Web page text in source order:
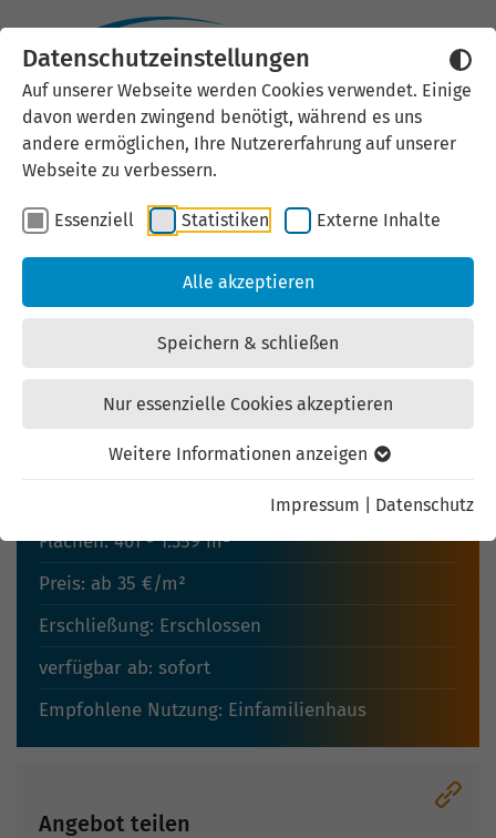
Datenschutzeinstellungen
Auf unserer Webseite werden Cookies verwendet. Einige
davon werden zwingend benötigt, während es uns
andere ermöglichen, Ihre Nutzererfahrung auf unserer
Webseite zu verbessern.
Essenziell Statistiken Externe Inhalte
Alle akzeptieren
Speichern & schließen
Nur essenzielle Cookies akzeptieren
Weitere Informationen anzeigen
Impressum Datenschutz
Am Wäldchen
Baugebiet | Kauf | zuletzt geändert am: 02.07.2026
Kaufpreis gesamt ab 34,90 Euro/m²
Ort: 98746 Meuselbach-Schwarzmühle
Flächen: 461 - 1.359 m²
Preis: ab 35 €/m²
Erschließung: Erschlossen
verfügbar ab: sofort
Empfohlene Nutzung: Einfamilienhaus
Angebot teilen